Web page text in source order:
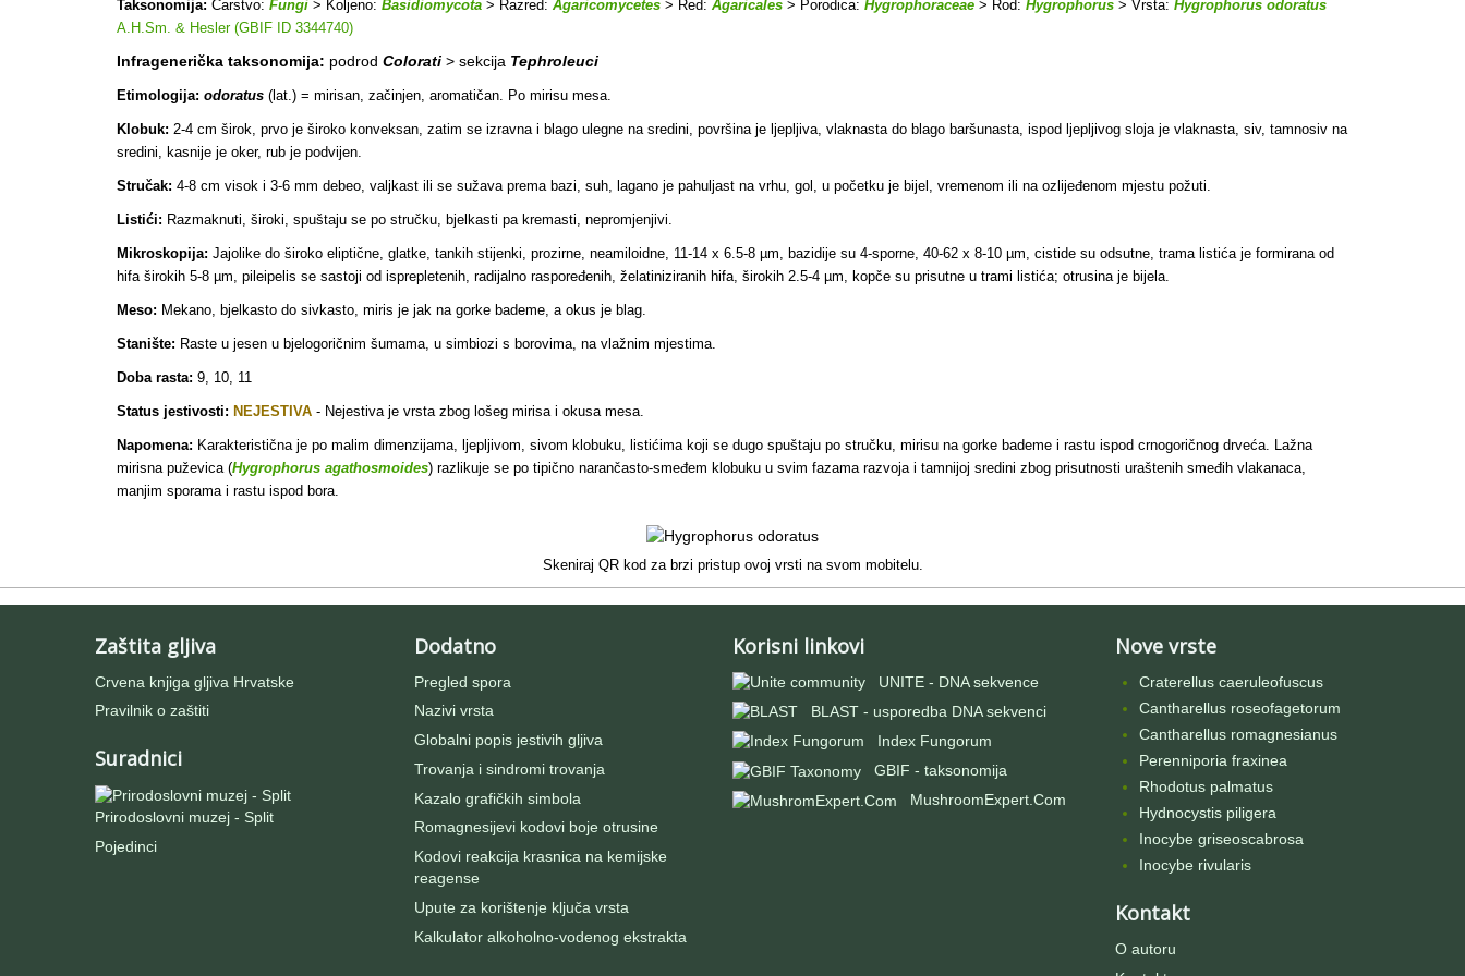
Taksonomija: Carstvo: Fungi > Koljeno: Basidiomycota > Razred: Agaricomycetes > Red: Agaricales > Porodica: Hygrophoraceae > Rod: Hygrophorus > Vrsta: Hygrophorus odoratus
A.H.Sm. & Hesler (GBIF ID 3344740)
Infragenerička taksonomija: podrod Colorati > sekcija Tephroleuci
Etimologija: odoratus (lat.) = mirisan, začinjen, aromatičan. Po mirisu mesa.
Klobuk: 2-4 cm širok, prvo je široko konveksan, zatim se izravna i blago ulegne na sredini, površina je ljepljiva, vlaknasta do blago baršunasta, ispod ljepljivog sloja je vlaknasta, siv, tamnosiv na
sredini, kasnije je oker, rub je podvijen.
Stručak: 4-8 cm visok i 3-6 mm debeo, valjkast ili se sužava prema bazi, suh, lagano je pahuljast na vrhu, gol, u početku je bijel, vremenom ili na ozlijeđenom mjestu požuti.
Listići: Razmaknuti, široki, spuštaju se po stručku, bjelkasti pa kremasti, nepromjenjivi.
Mikroskopija: Jajolike do široko eliptične, glatke, tankih stijenki, prozirne, neamiloidne, 11-14 x 6.5-8 µm, bazidije su 4-sporne, 40-62 x 8-10 µm, cistide su odsutne, trama listića je formirana od
hifa širokih 5-8 µm, pileipelis se sastoji od isprepletenih, radijalno raspoređenih, želatiniziranih hifa, širokih 2.5-4 µm, kopče su prisutne u trami listića; otrusina je bijela.
Meso: Mekano, bjelkasto do sivkasto, miris je jak na gorke bademe, a okus je blag.
Stanište: Raste u jesen u bjelogoričnim šumama, u simbiozi s borovima, na vlažnim mjestima.
Doba rasta: 9, 10, 11
Status jestivosti: NEJESTIVA - Nejestiva je vrsta zbog lošeg mirisa i okusa mesa.
Napomena: Karakteristična je po malim dimenzijama, ljepljivom, sivom klobuku, listićima koji se dugo spuštaju po stručku, mirisu na gorke bademe i rastu ispod crnogoričnog drveća. Lažna
mirisna puževica (Hygrophorus agathosmoides) razlikuje se po tipično narančasto-smeđem klobuku u svim fazama razvoja i tamnijoj sredini zbog prisutnosti uraštenih smeđih vlakanaca,
manjim sporama i rastu ispod bora.
Skeniraj QR kod za brzi pristup ovoj vrsti na svom mobitelu.
Zaštita gljiva
Crvena knjiga gljiva Hrvatske
Pravilnik o zaštiti
Suradnici
Prirodoslovni muzej - Split
Pojedinci
Dodatno
Pregled spora
Nazivi vrsta
Globalni popis jestivih gljiva
Trovanja i sindromi trovanja
Kazalo grafičkih simbola
Romagnesijevi kodovi boje otrusine
Kodovi reakcija krasnica na kemijske
reagense
Upute za korištenje ključa vrsta
Kalkulator alkoholno-vodenog ekstrakta
Korisni linkovi
UNITE - DNA sekvence
BLAST - usporedba DNA sekvenci
Index Fungorum
GBIF - taksonomija
MushroomExpert.Com
Nove vrste
Craterellus caeruleofuscus
Cantharellus roseofagetorum
Cantharellus romagnesianus
Perenniporia fraxinea
Rhodotus palmatus
Hydnocystis piligera
Inocybe griseoscabrosa
Inocybe rivularis
Kontakt
O autoru